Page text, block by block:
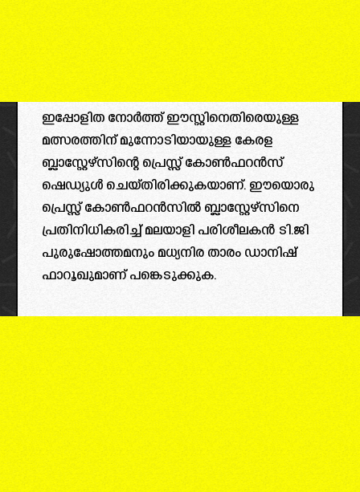
ഇപ്പോളിത നോർത്ത് ഈസ്റ്റിനെതിരെയുള്ള
മത്സരത്തിന് മുന്നോടിയായുള്ള കേരള
ബ്ലാസ്റ്റേഴ്‌സിന്റെ പ്രെസ്സ് കോൺഫറൻസ്
ഷെഡ്യുൾ ചെയ്തിരിക്കുകയാണ്. ഈയൊരു
പ്രെസ്സ് കോൺഫറൻസിൽ ബ്ലാസ്റ്റേഴ്‌സിനെ
പ്രതിനിധികരിച്ച് മലയാളി പരിശീലകൻ ടി.ജി
പുരുഷോത്തമനും മധ്യനിര താരം ഡാനിഷ്
ഫാറൂഖുമാണ് പങ്കെടുക്കുക.